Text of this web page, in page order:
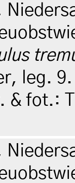
leg.
& fot.: